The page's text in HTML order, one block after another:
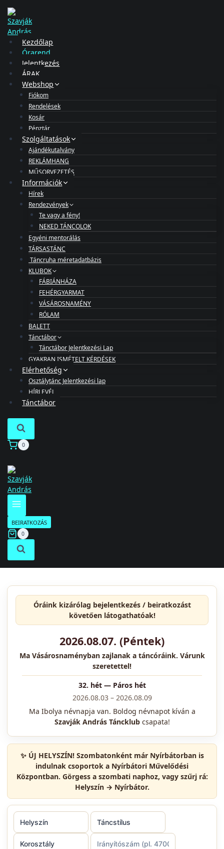
Kezdőlap
Órarend
Jelentkezés
ÁRAK
Webshop
Fiókom
Rendelések
Kosár
Pénztár
Szolgáltatások
Ajándékutalvány
REKLÁMHANG
MŰSORVEZETÉS
Információk
Hírek
Rendezvények
Te vagy a fény!
NEKED TÁNCOLOK
Egyéni mentorálás
TÁRSASTÁNC
Táncruha méretadatbázis
KLUBOK
FÁBIÁNHÁZA
FEHÉRGYARMAT
VÁSÁROSNAMÉNY
RÓLAM
BALETT
Tánctábor
Tánctábor Jelentkezési Lap
GYAKRAN ISMÉTELT KÉRDÉSEK
Elérhetőség
Osztálytánc Jelentkezési lap
HÍRLEVÉL
Tánctábor
0
BEIRATKOZÁS
0
Óráink kizárólag bejelentkezés / beiratkozást
követően látogathatóak!
2026.08.07. (Péntek)
Ma Vásárosnaményban zajlanak a táncóráink. Várunk
szeretettel!
32. hét — Páros hét
2026.08.03 – 2026.08.09
Ma Ibolya névnapja van. Boldog névnapot kíván a
Szavják András Táncklubcsapata!
✨ ÚJ HELYSZÍN!Szombatonként már Nyírbátorbanis
indulnak csoportok a Nyírbátori Művelődési
Központban. Görgess a szombati naphoz, vagy szűrj rá:
Helyszín → Nyírbátor.